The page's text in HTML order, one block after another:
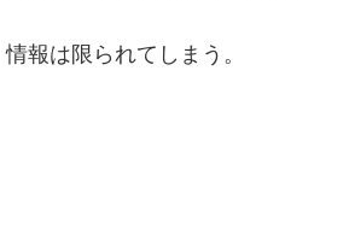
報は限られてしまう。